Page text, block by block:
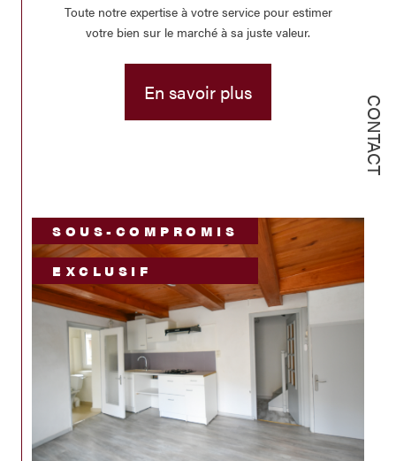
CONTACT
Toute notre expertise à votre service pour estimer
votre bien sur le marché à sa juste valeur.
En savoir plus
SOUS-COMPROMIS
EXCLUSIF